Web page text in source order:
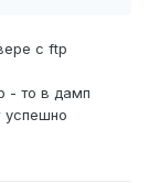
с ftp
- то в дамп
успешно